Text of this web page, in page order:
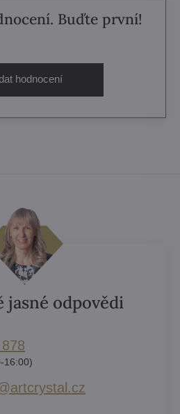
Buďte první!
hodnocení
jasné odpovědi
16:00)